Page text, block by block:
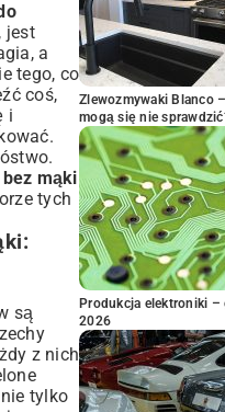
jest
a
tego, co
coś,
i
mąki
tych
są
z nich
tylko
Zlewozmywaki Blanco
mogą się nie
Produkcja elektroniki –
2026